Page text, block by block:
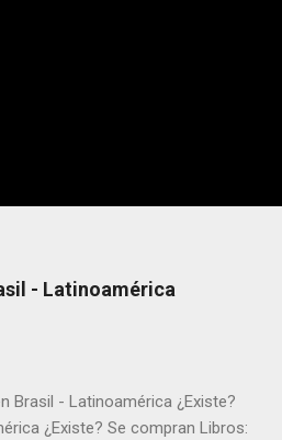
- Latinoamérica
Brasil - Latinoamérica ¿Existe?
¿Existe? Se compran Libros: